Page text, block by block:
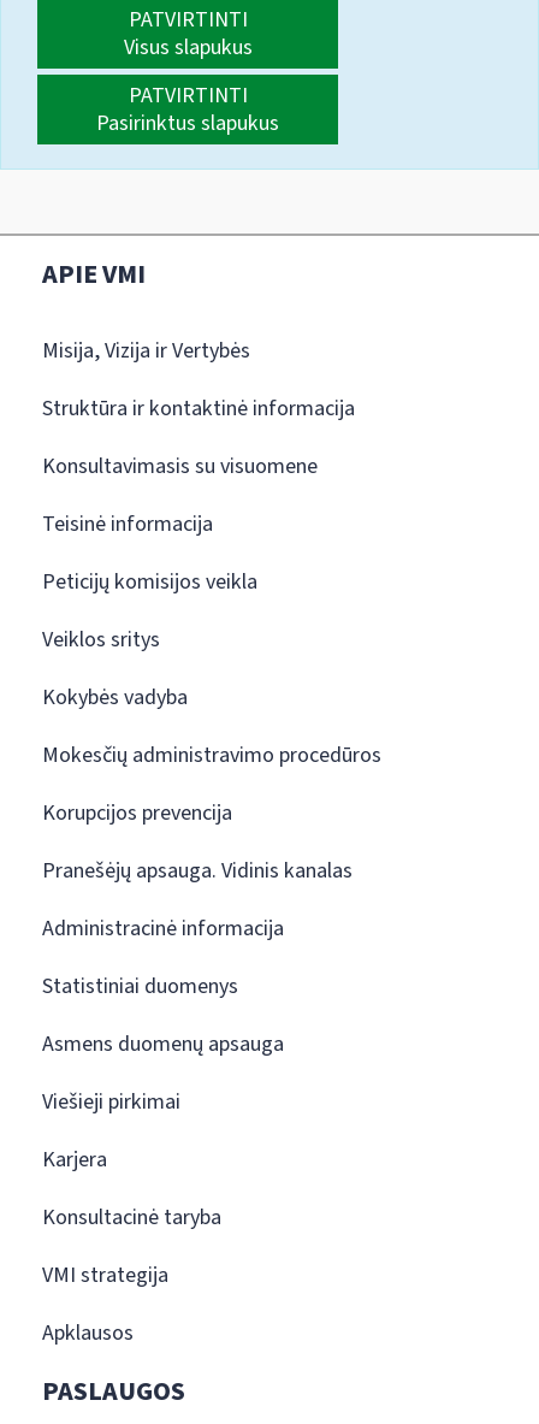
PATVIRTINTI
Visus slapukus
PATVIRTINTI
Pasirinktus slapukus
APIE VMI
Misija, Vizija ir Vertybės
Struktūra ir kontaktinė informacija
Konsultavimasis su visuomene
Teisinė informacija
Peticijų komisijos veikla
Veiklos sritys
Kokybės vadyba
Mokesčių administravimo procedūros
Korupcijos prevencija
Pranešėjų apsauga. Vidinis kanalas
Administracinė informacija
Statistiniai duomenys
Asmens duomenų apsauga
Viešieji pirkimai
Karjera
Konsultacinė taryba
VMI strategija
Apklausos
PASLAUGOS